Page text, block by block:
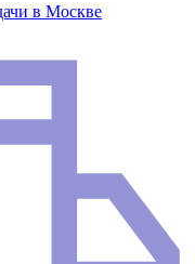
в Москве